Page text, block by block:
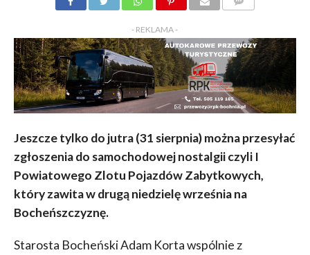
- REKLAMA -
Jeszcze tylko do jutra (31 sierpnia) można przesyłać
zgłoszenia do samochodowej nostalgii czyli I
Powiatowego Zlotu Pojazdów Zabytkowych,
który zawita w drugą niedzielę września na
Bocheńszczyznę.
Starosta Bocheński Adam Korta wspólnie z